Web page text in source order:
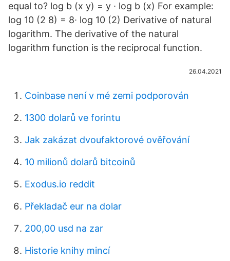
equal to? log b (x y) = y ∙ log b (x) For example:
log 10 (2 8) = 8∙ log 10 (2) Derivative of natural
logarithm. The derivative of the natural
logarithm function is the reciprocal function.
26.04.2021
Coinbase není v mé zemi podporován
1300 dolarů ve forintu
Jak zakázat dvoufaktorové ověřování
10 milionů dolarů bitcoinů
Exodus.io reddit
Překladač eur na dolar
200,00 usd na zar
Historie knihy mincí